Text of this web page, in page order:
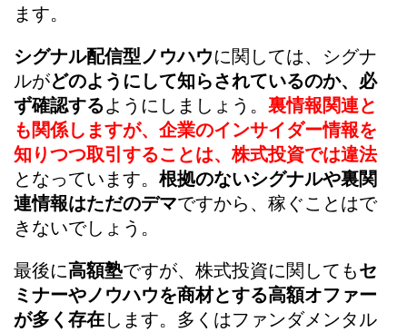
ます。
シグナル配信型ノウハウに関しては、シグナ
ルがどのようにして知らされているのか、必
ず確認するようにしましょう。 裏情報関連と
も関係しますが、企業のインサイダー情報を
知りつつ取引することは、株式投資では違法
となっています。 根拠のないシグナルや裏関
連情報はただのデマですから、稼ぐことはで
きないでしょう。
最後に高額塾ですが、株式投資に関してもセ
ミナーやノウハウを商材とする高額オファー
が多く存在します。多くはファンダメンタル